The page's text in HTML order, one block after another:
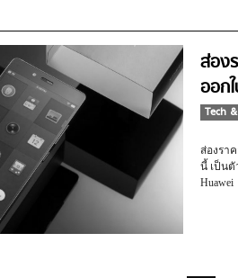
ส่อง
ออก
Tech
ส่องรา
นี้ เป็นตั
Huawei